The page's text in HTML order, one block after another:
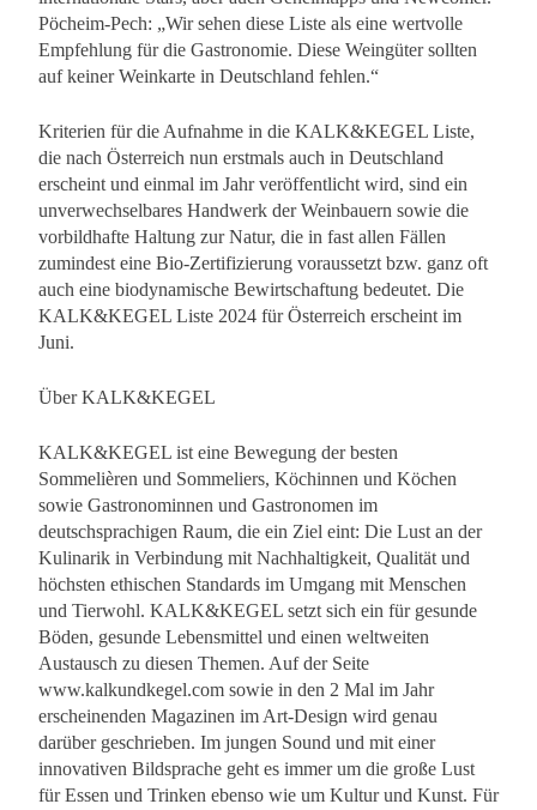
Pöcheim-Pech: „Wir sehen diese Liste als eine wertvolle
Empfehlung für die Gastronomie. Diese Weingüter sollten
auf keiner Weinkarte in Deutschland fehlen.“
Kriterien für die Aufnahme in die KALK&KEGEL Liste,
die nach Österreich nun erstmals auch in Deutschland
erscheint und einmal im Jahr veröffentlicht wird, sind ein
unverwechselbares Handwerk der Weinbauern sowie die
vorbildhafte Haltung zur Natur, die in fast allen Fällen
zumindest eine Bio-Zertifizierung voraussetzt bzw. ganz oft
auch eine biodynamische Bewirtschaftung bedeutet. Die
KALK&KEGEL Liste 2024 für Österreich erscheint im
Juni.
Über KALK&KEGEL
KALK&KEGEL ist eine Bewegung der besten
Sommelièren und Sommeliers, Köchinnen und Köchen
sowie Gastronominnen und Gastronomen im
deutschsprachigen Raum, die ein Ziel eint: Die Lust an der
Kulinarik in Verbindung mit Nachhaltigkeit, Qualität und
höchsten ethischen Standards im Umgang mit Menschen
und Tierwohl. KALK&KEGEL setzt sich ein für gesunde
Böden, gesunde Lebensmittel und einen weltweiten
Austausch zu diesen Themen. Auf der Seite
www.kalkundkegel.com sowie in den 2 Mal im Jahr
erscheinenden Magazinen im Art-Design wird genau
darüber geschrieben. Im jungen Sound und mit einer
innovativen Bildsprache geht es immer um die große Lust
für Essen und Trinken ebenso wie um Kultur und Kunst. Für